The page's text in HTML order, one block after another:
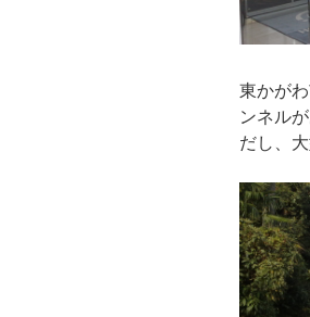
東かが
ンネル
だし、